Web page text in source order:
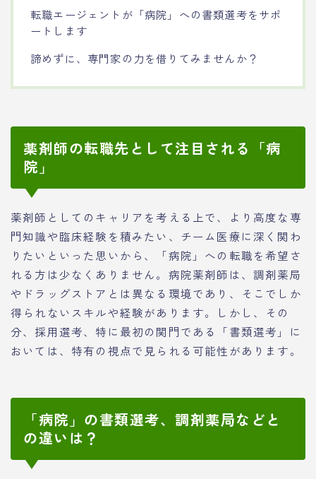
転職エージェントが「病院」への書類選考をサポ
ートします
諦めずに、専門家の力を借りてみませんか？
薬剤師の転職先として注目される「病
院」
薬剤師としてのキャリアを考える上で、より高度な専
門知識や臨床経験を積みたい、チーム医療に深く関わ
りたいといった思いから、「病院」への転職を希望さ
れる方は少なくありません。病院薬剤師は、調剤薬局
やドラッグストアとは異なる環境であり、そこでしか
得られないスキルや経験があります。しかし、その
分、採用選考、特に最初の関門である「書類選考」に
おいては、特有の視点で見られる可能性があります。
「病院」の書類選考、調剤薬局などと
の違いは？